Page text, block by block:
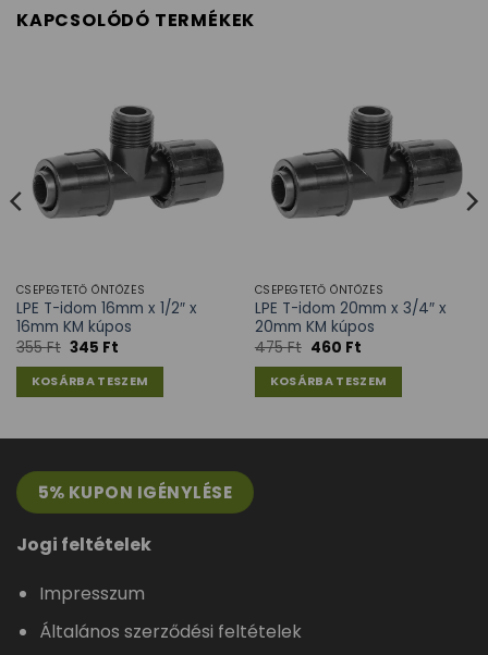
KAPCSOLÓDÓ TERMÉKEK
CSEPEGTETŐ ÖNTÖZÉS
LPE T-idom 16mm x 1/2″ x
16mm KM kúpos
355Ft 345 Ft
KOSÁRBA TESZEM
CSEPEGTETŐ ÖNTÖZÉS
LPE T-idom 20mm x 3/4″ x
20mm KM kúpos
475Ft 460 Ft
KOSÁRBA TESZEM
5% KUPON IGÉNYLÉSE
Jogi feltételek
Impresszum
Általános szerződési feltételek